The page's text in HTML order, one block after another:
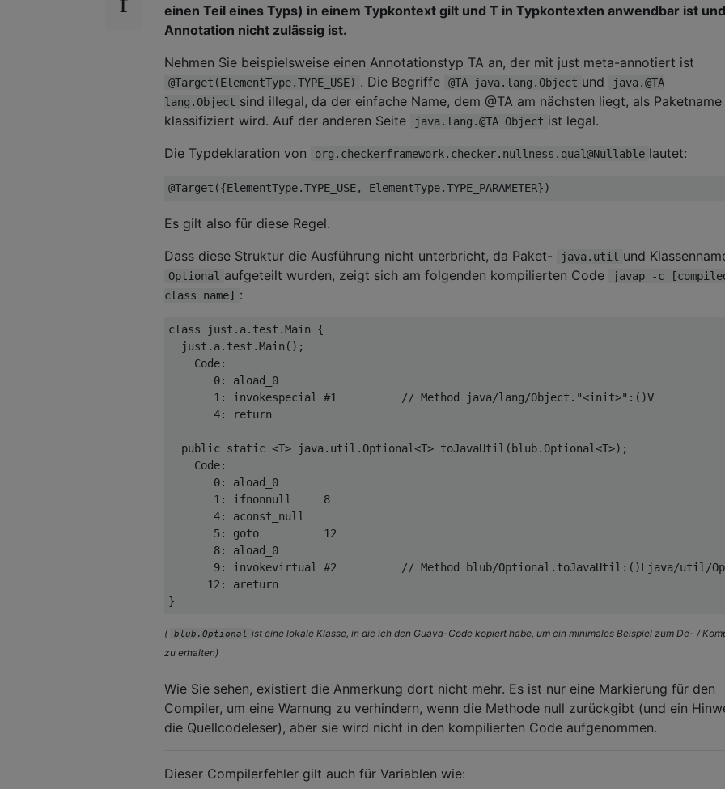
einen Teil eines Typs) in einem Typkontext gilt und T in Typkontexten anwendbar ist
Annotation nicht zulässig ist.
Nehmen Sie beispielsweise einen Annotationstyp TA an, der mit just meta-annotiert ist
@Target(ElementType.TYPE_USE) . Die Begriffe @TA java.lang.Object und
java.@TA
lang.Object sind illegal, da der einfache Name, dem @TA am nächsten liegt, als Paketname
klassifiziert wird. Auf der anderen Seite
java.lang.@TA Object ist legal.
Die Typdeklaration von
org.checkerframework.checker.nullness.qual@Nullable lautet:
@Target ({ElementType.TYPE_USE, ElementType.TYPE_PARAMETER})
Es gilt also für diese Regel.
Dass diese Struktur die Ausführung nicht unterbricht, da Paket-
java.util und
Optional aufgeteilt wurden, zeigt sich am folgenden kompilierten Code
javap -c
class name] :
class just . a. test .Main
{
  just
. a. test .Main ();
Code:
0:
aload_0
1 : invokespecial #1
// Method java/lang/Object."<init>":()V
4: return
public static <T> java. util . Optional<T> toJavaUtil (blub. Optional<T>);
Code:
0:
aload_0
1 : ifnonnull 8
4:
aconst_null
5: goto
12
8:
aload_0
9: invokevirtual #2
// Method blub/Optional.toJavaUtil:()Ljava/util/
12 :
areturn
}
( blub.Optional ist eine lokale Klasse, in die ich den Guava-Code kopiert habe, um ein minimales Beispiel zum De- /
zu erhalten)
Wie Sie sehen, existiert die Anmerkung dort nicht mehr. Es ist nur eine Markierung für den
Compiler, um eine Warnung zu verhindern, wenn die Methode null zurückgibt (und ein
die Quellcodeleser), aber sie wird nicht in den kompilierten Code aufgenommen.
Dieser Compilerfehler gilt auch für Variablen wie: